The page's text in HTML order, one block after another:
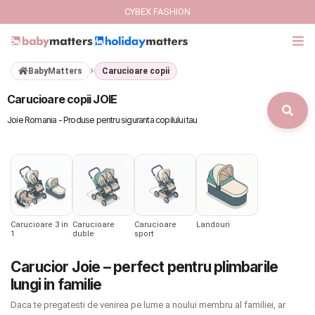
GIFT CARD
Branduri
CARUCIOARE COPII
SCOICI AUTO
CYBEX FASHION
BabyMatters Carucioare copii
Carucioare copii JOIE
Joie Romania - Produse pentru siguranta copilului tau
Carucioare 3 in
1
Carucioare
duble
Carucioare
sport
Landouri
Carucior Joie – perfect pentru plimbarile
lungi in familie
Daca te pregatesti de venirea pe lume a noului membru al familiei, ar